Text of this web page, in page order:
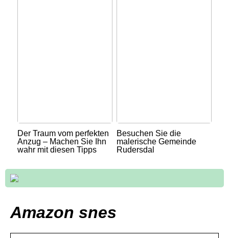
Der Traum vom perfekten
Anzug – Machen Sie Ihn
wahr mit diesen Tipps
Besuchen Sie die
malerische Gemeinde
Rudersdal
Amazon snes